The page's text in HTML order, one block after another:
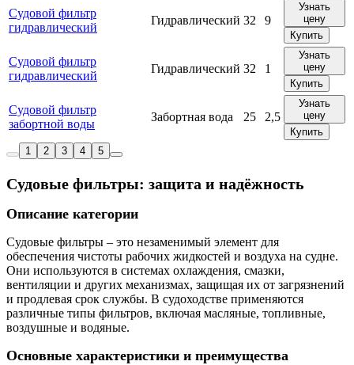
Судовой фильтр
гидравлический
Гидравлический 32 9
Узнать
цену
Купить
Судовой фильтр
гидравлический
Гидравлический 32 1
Узнать
цену
Купить
Судовой фильтр
забортной воды
Забортная вода 25 2,5
Узнать
цену
Купить
1
2 3 4 5
Судовые фильтры: защита и надёжность
Описание категории
Судовые фильтры – это незаменимый элемент для
обеспечения чистоты рабочих жидкостей и воздуха на судне.
Они используются в системах охлаждения, смазки,
вентиляции и других механизмах, защищая их от загрязнений
и продлевая срок службы. В судоходстве применяются
различные типы фильтров, включая масляные, топливные,
воздушные и водяные.
Основные характеристики и преимущества